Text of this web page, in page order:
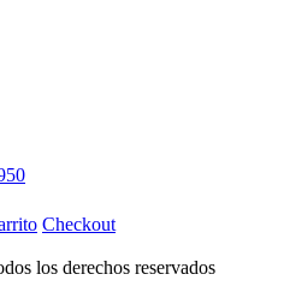
Checkout
los derechos reservados